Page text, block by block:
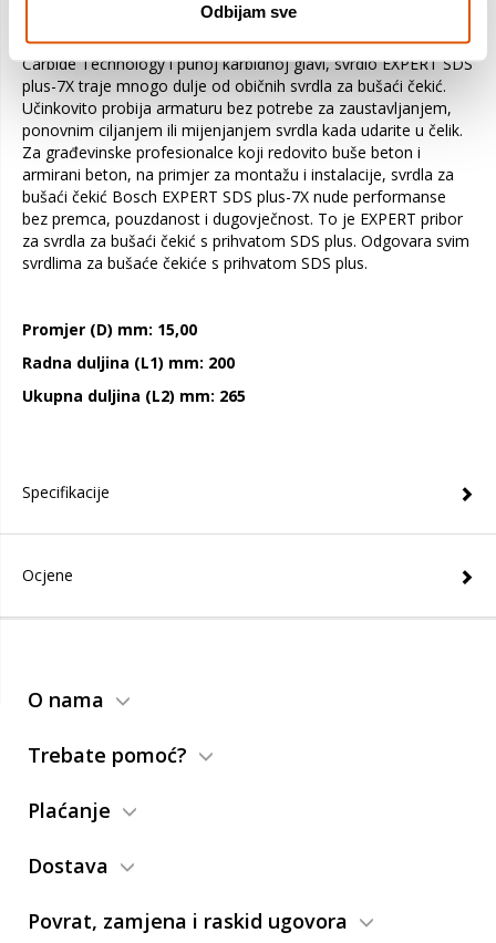
Odbijam sve
ruba izrađena je od jednog komada najtvrđeg metala: neće se
zaglaviti i iznimno je čvrsta. Zahvaljujući tehnologiji Bosch
Carbide Technology i punoj karbidnoj glavi, svrdlo EXPERT SDS
plus-7X traje mnogo dulje od običnih svrdla za bušaći čekić.
Učinkovito probija armaturu bez potrebe za zaustavljanjem,
ponovnim ciljanjem ili mijenjanjem svrdla kada udarite u čelik.
Za građevinske profesionalce koji redovito buše beton i
armirani beton, na primjer za montažu i instalacije, svrdla za
bušaći čekić Bosch EXPERT SDS plus-7X nude performanse
bez premca, pouzdanost i dugovječnost. To je EXPERT pribor
za svrdla za bušaći čekić s prihvatom SDS plus. Odgovara svim
svrdlima za bušaće čekiće s prihvatom SDS plus.
Promjer (D) mm: 15,00
Radna duljina (L1) mm: 200
Ukupna duljina (L2) mm: 265
Specifikacije
Ocjene
O nama
Trebate pomoć?
Plaćanje
Dostava
Povrat, zamjena i raskid ugovora